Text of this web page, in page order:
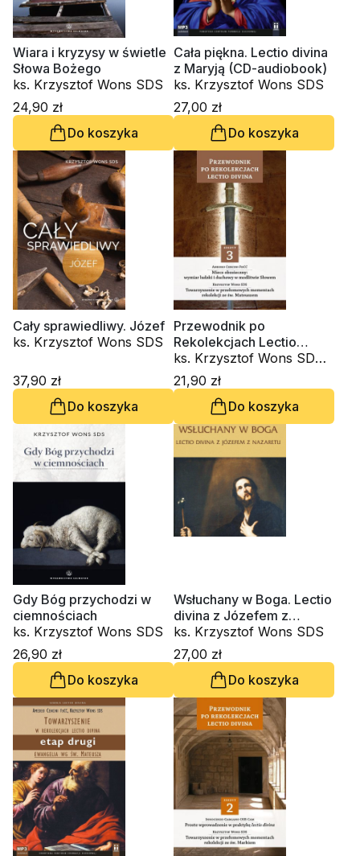
Wiara i kryzysy w świetle
Słowa Bożego
ks. Krzysztof Wons SDS
24,90 zł
Do koszyka
Cała piękna. Lectio divina
z Maryją (CD-audiobook)
ks. Krzysztof Wons SDS
27,00 zł
Do koszyka
Cały sprawiedliwy. Józef
ks. Krzysztof Wons SDS
37,90 zł
Do koszyka
Przewodnik po
Rekolekcjach Lectio
Divina. Zeszyt 3
ks. Krzysztof Wons SDS,
Amedeo Cencini FdCC
21,90 zł
Do koszyka
Gdy Bóg przychodzi w
ciemnościach
ks. Krzysztof Wons SDS
26,90 zł
Do koszyka
Wsłuchany w Boga. Lectio
divina z Józefem z
Nazaretu (CD-audiobook)
ks. Krzysztof Wons SDS
27,00 zł
Do koszyka